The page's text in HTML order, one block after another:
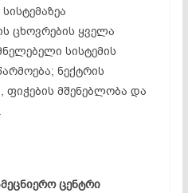
ცხოვრების ყველა
სისტემის
ნექტრის
მშენებლობა და
ცენტრი